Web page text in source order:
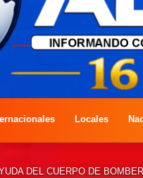
Locales
DEL CUERPO DE